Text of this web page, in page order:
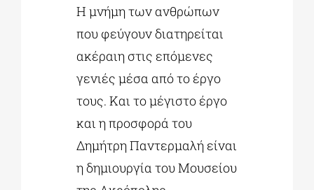
Η μνήμη των ανθρώπων
που φεύγουν διατηρείται
ακέραιη στις επόμενες
γενιές μέσα από το έργο
τους. Και το μέγιστο έργο
και η προσφορά του
Δημήτρη Παντερμαλή είναι
η δημιουργία του Μουσείου